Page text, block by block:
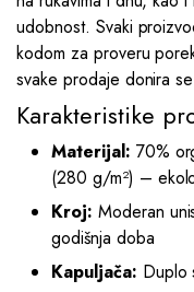
udobnost. Svaki
kodom za proveru
svake prodaje donira
Karakteristike
Materijal: 70%
(280 g/m²) –
Kroj: Moderan
godišnja doba
Kapuljača: Duplo